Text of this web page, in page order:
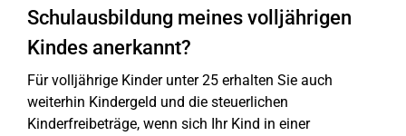
Schulausbildung meines volljährigen
Kindes anerkannt?
Für volljährige Kinder unter 25 erhalten Sie auch
weiterhin Kindergeld und die steuerlichen
Kinderfreibeträge, wenn sich Ihr Kind in einer